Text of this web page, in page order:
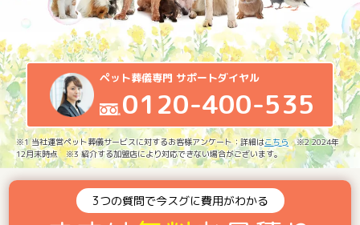
ペット葬儀専門 サポートダイヤル
0120-400-535
※1 当社運営ペット葬儀サービスに対するお客様アンケート：詳細はこちら ※2 2024年
12月末時点 ※3 紹介する加盟店により対応できない場合がございます。
3つの質問で今スグに費用がわかる